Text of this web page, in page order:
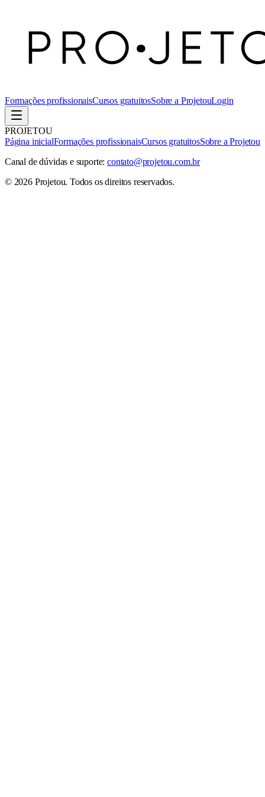
Formações profissionaisCursos gratuitosSobre a ProjetouLogin
PROJETOU
Página inicialFormações profissionaisCursos gratuitosSobre a Projetou
Canal de dúvidas e suporte: contato@projetou.com.br
© 2026 Projetou. Todos os direitos reservados.